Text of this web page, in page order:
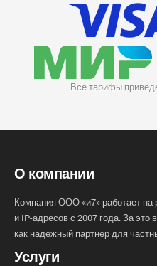
Все тарифы
О компании
Компания ООО «и7» работает
и IP-адресов с 2007 года. За
как надежный партнер для
Услуги